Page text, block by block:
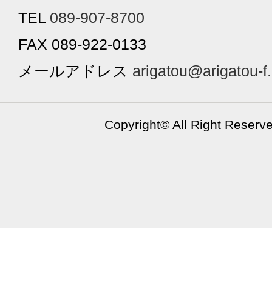
TEL 089-907-8700
FAX 089-922-0133
メールアドレス arigatou@arigatou-
Copyright© All Right